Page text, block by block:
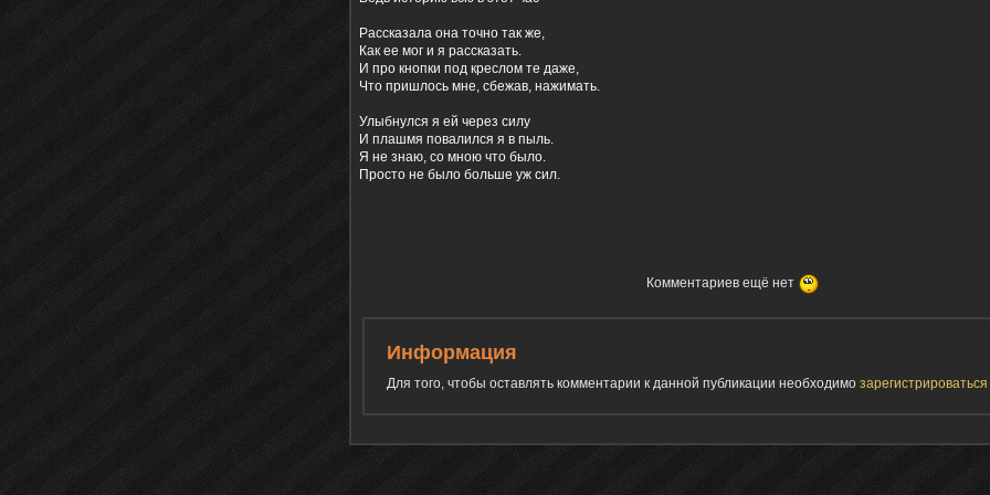
Рассказала она точно так же,
Как ее мог и я рассказать.
И про кнопки под креслом те даже,
Что пришлось мне, сбежав, нажимать.
Улыбнулся я ей через силу
И плашмя повалился я в пыль.
Я не знаю, со мною что было.
Просто не было больше уж сил.
Комментариев ещё нет
Информация
Для того, чтобы оставлять комментарии к данной публикации необходимо зарегистрироваться